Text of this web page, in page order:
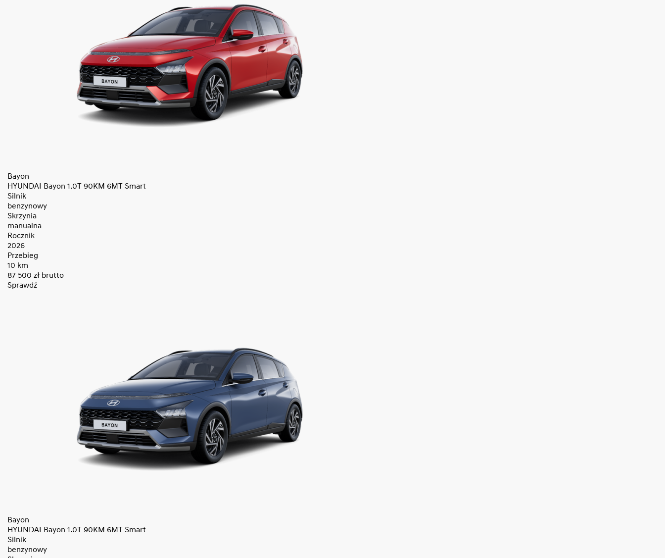
Bayon
HYUNDAI Bayon 1.0T 90KM 6MT Smart
Silnik
benzynowy
Skrzynia
manualna
Rocznik
2026
Przebieg
10 km
87 500 zł brutto
Sprawdź
Bayon
HYUNDAI Bayon 1.0T 90KM 6MT Smart
Silnik
benzynowy